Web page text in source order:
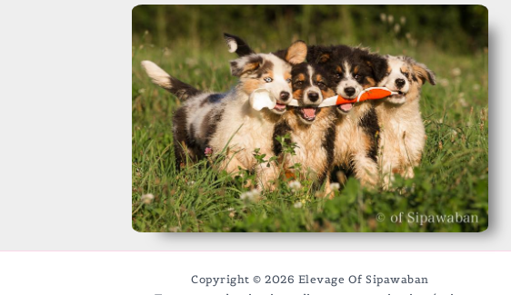
Copyright © 2026 Elevage Of Sipawaban